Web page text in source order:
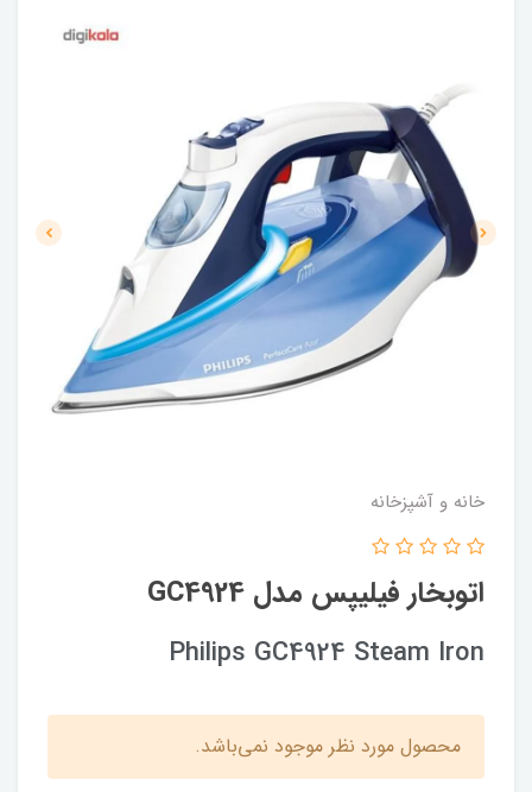
خانه و آشپزخانه
اتوبخار فیلیپس مدل GC4924
Philips GC4924 Steam Iron
محصول مورد نظر موجود نمی‌باشد.